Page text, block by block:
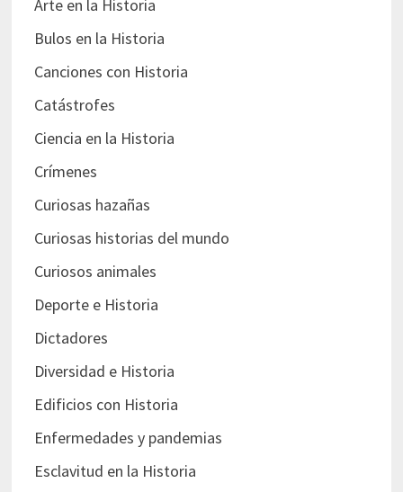
Arte en la Historia
Bulos en la Historia
Canciones con Historia
Catástrofes
Ciencia en la Historia
Crímenes
Curiosas hazañas
Curiosas historias del mundo
Curiosos animales
Deporte e Historia
Dictadores
Diversidad e Historia
Edificios con Historia
Enfermedades y pandemias
Esclavitud en la Historia